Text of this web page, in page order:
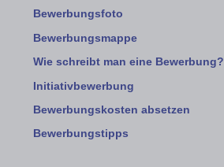
Bewerbungsfoto
Bewerbungsmappe
Wie schreibt man eine Bewerbung?
Initiativbewerbung
Bewerbungskosten absetzen
Bewerbungstipps